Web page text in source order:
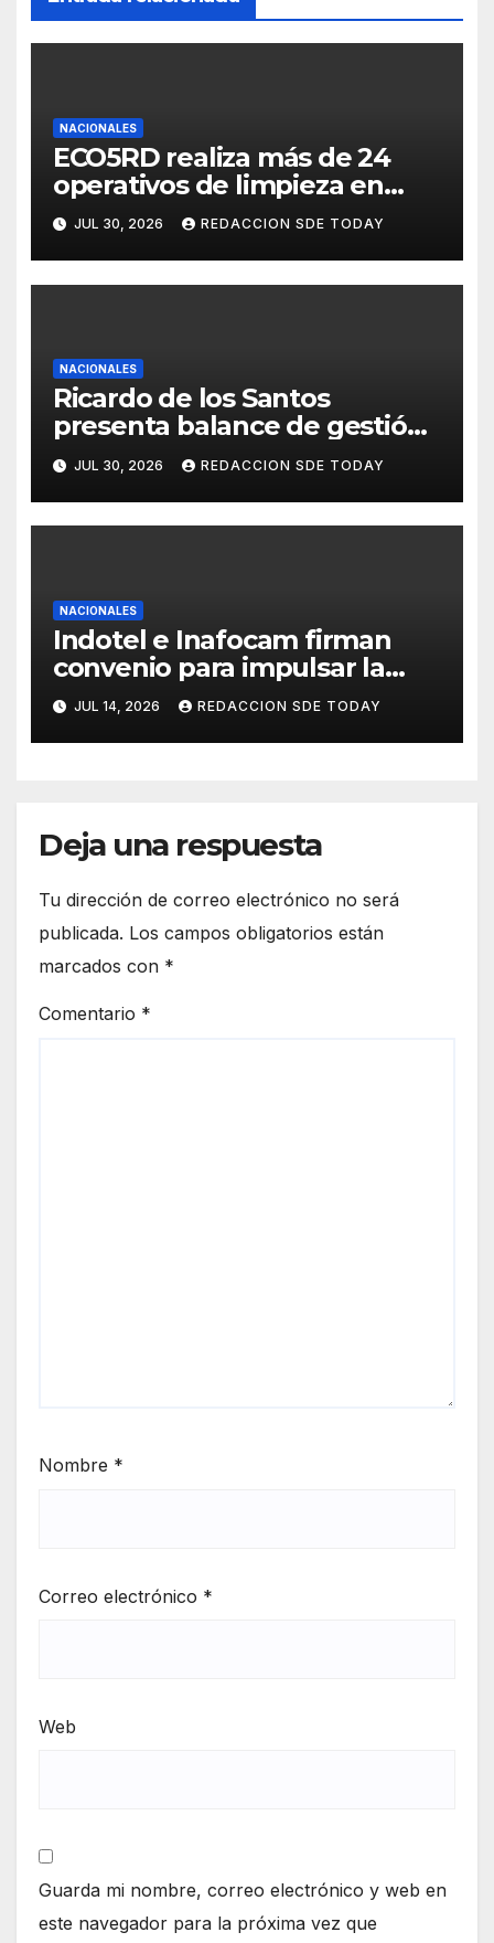
NACIONALES
ECO5RD realiza más de 24
operativos de limpieza en
diferentes provincias y
municipios del país
JUL 30, 2026 REDACCION SDE TODAY
NACIONALES
Ricardo de los Santos
presenta balance de gestión
con 416 iniciativas aprobadas
y avances históricos en el
Senado
JUL 30, 2026 REDACCION SDE TODAY
NACIONALES
Indotel e Inafocam firman
convenio para impulsar la
transformación digital y
fortalecer formación docente
JUL 14, 2026 REDACCION SDE TODAY
Deja una respuesta
Tu dirección de correo electrónico no será
publicada. Los campos obligatorios están
marcados con *
Comentario *
Nombre *
Correo electrónico *
Web
Guarda mi nombre, correo electrónico y web en
este navegador para la próxima vez que